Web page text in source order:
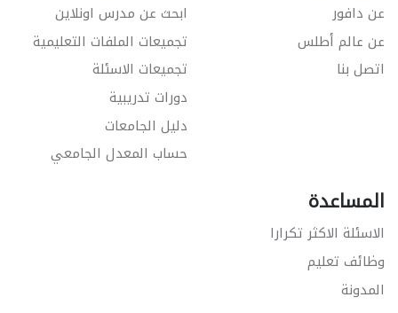
عن دافور
عن عالم أطلس
اتصل بنا
ابحث عن مدرس اونلاين
تجميعات الملفات التعليمية
تجميعات الاسئلة
دورات تدريبية
دليل الجامعات
حساب المعدل الجامعي
المساعدة
الاسئلة الاكثر تكرارا
وظائف تعليم
المدونة